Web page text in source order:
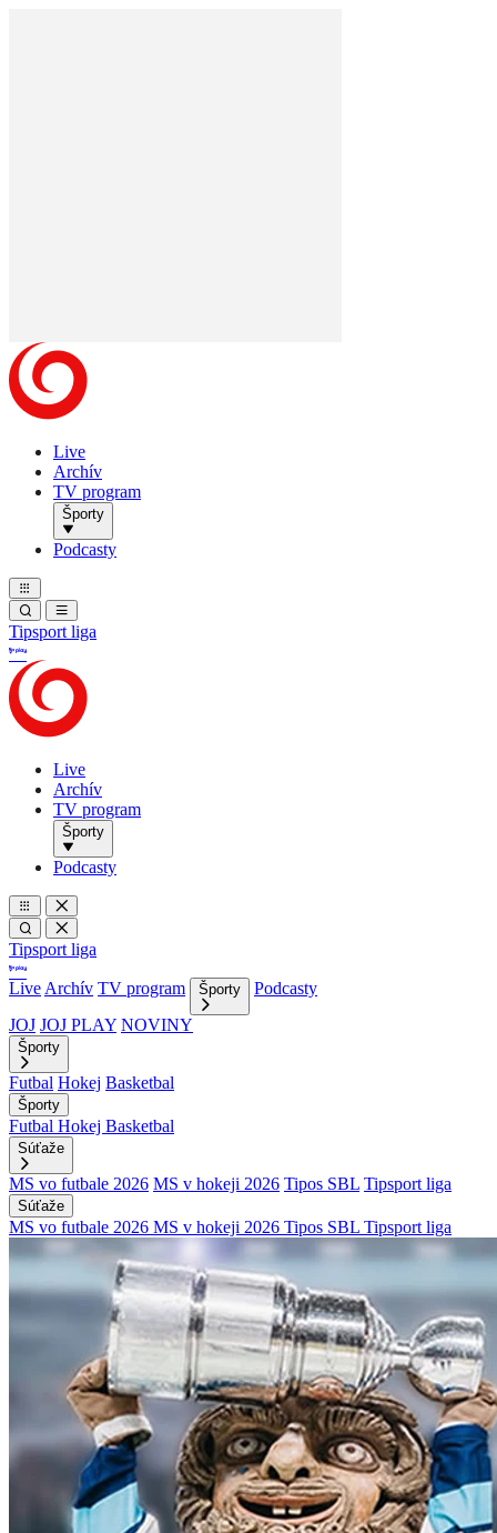
Live
Archív
TV program
Športy
Podcasty
Tipsport liga
Live
Archív
TV program
Športy
Podcasty
Tipsport liga
Live Archív TV program Športy
Podcasty
JOJ JOJ PLAY NOVINY
Športy
Futbal Hokej Basketbal
Športy
Futbal Hokej Basketbal
Súťaže
MS vo futbale 2026 MS v hokeji 2026 Tipos SBL Tipsport liga
Súťaže
MS vo futbale 2026 MS v hokeji 2026 Tipos SBL Tipsport liga